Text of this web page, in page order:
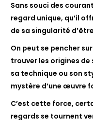
Sans souci des
regard unique, qu’il
de sa singularité
On peut se pencher
trouver les origines
sa technique ou son
mystère d’une œuvre
C’est cette force,
regards se tournent